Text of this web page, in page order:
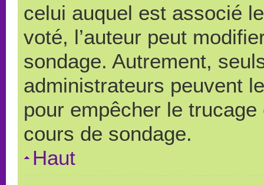
celui auquel est associé
voté, l’auteur peut
sondage. Autrement,
administrateurs peuvent
pour empêcher le
cours de sondage.
Haut